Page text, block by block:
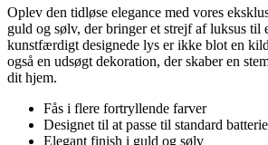
batterier
antal
Oplev den tidløse elegance med vores
guld og sølv, der bringer et strejf af luksus til
kunstfærdigt designede lys er ikke blot en
også en udsøgt dekoration, der skaber en
dit hjem.
Fås i flere fortryllende farver
Designet til at passe til standard
Elegant finish i guld og sølv